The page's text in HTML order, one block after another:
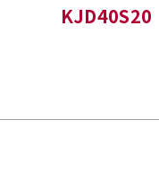
KJD40S20